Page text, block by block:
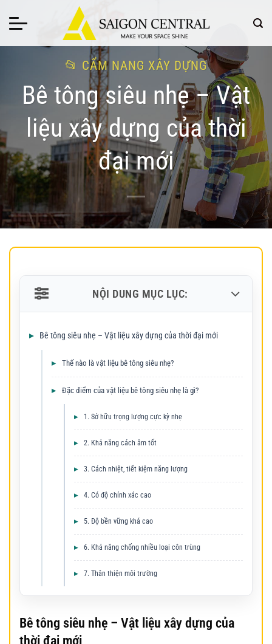
qua
CẨM NANG XÂY DỰNG
Bê tông siêu nhẹ – Vật
liệu xây dựng của thời
đại mới
NỘI DUNG MỤC LỤC:
Bê tông siêu nhẹ – Vật liệu xây dựng của thời đại mới
Thế nào là vật liệu bê tông siêu nhẹ?
Đặc điểm của vật liệu bê tông siêu nhẹ là gì?
1. Sở hữu trọng lượng cực kỳ nhẹ
2. Khả năng cách âm tốt
3. Cách nhiệt, tiết kiệm năng lượng
4. Có độ chính xác cao
5. Độ bền vững khá cao
6. Khả năng chống nhiều loại côn trùng
7. Thân thiện môi trường
Bê tông siêu nhẹ – Vật liệu xây dựng của
thời đại mới